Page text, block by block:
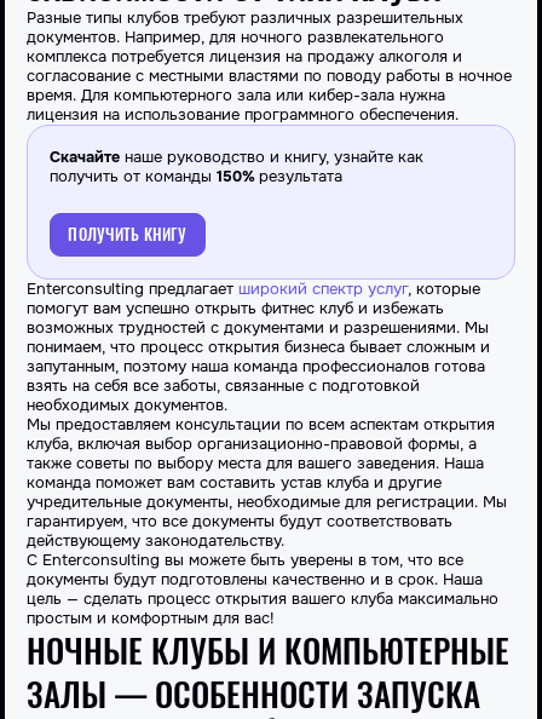
Разные типы клубов требуют различных разрешительных
документов. Например, для ночного развлекательного
комплекса потребуется лицензия на продажу алкоголя и
согласование с местными властями по поводу работы в ночное
время. Для компьютерного зала или кибер-зала нужна
лицензия на использование программного обеспечения.
Скачайте наше руководство и книгу, узнайте как
получить от команды 150%результата
ПОЛУЧИТЬ КНИГУ
Enterconsulting предлагает широкий спектр услуг, которые
помогут вам успешно открыть фитнес клуб и избежать
возможных трудностей с документами и разрешениями. Мы
понимаем, что процесс открытия бизнеса бывает сложным и
запутанным, поэтому наша команда профессионалов готова
взять на себя все заботы, связанные с подготовкой
необходимых документов.
Мы предоставляем консультации по всем аспектам открытия
клуба, включая выбор организационно-правовой формы, а
также советы по выбору места для вашего заведения. Наша
команда поможет вам составить устав клуба и другие
учредительные документы, необходимые для регистрации. Мы
гарантируем, что все документы будут соответствовать
действующему законодательству.
С Enterconsulting вы можете быть уверены в том, что все
документы будут подготовлены качественно и в срок. Наша
цель — сделать процесс открытия вашего клуба максимально
простым и комфортным для вас!
НОЧНЫЕ КЛУБЫ И КОМПЬЮТЕРНЫЕ
ЗАЛЫ — ОСОБЕННОСТИ ЗАПУСКА